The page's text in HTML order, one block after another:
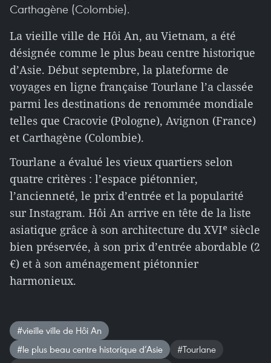
Carthagène (Colombie).
La vieille ville de Hôi An, au Vietnam, a été
désignée comme le plus beau centre historique
d’Asie. Début septembre, la plateforme de
voyages en ligne française Tourlane l’a classée
parmi les destinations de renommée mondiale
telles que Cracovie (Pologne), Avignon (France)
et Carthagène (Colombie).
Tourlane a évalué les vieux quartiers selon
quatre critères : l’espace piétonnier,
l’ancienneté, le prix d’entrée et la popularité
sur Instagram. Hôi An arrive en tête de la liste
asiatique grâce à son architecture du XVIᵉ siècle
bien préservée, à son prix d’entrée abordable (2
€) et à son aménagement piétonnier
harmonieux.
#vieille ville de Hôi An
#le plus beau centre historique d’Asie
#Tourlane